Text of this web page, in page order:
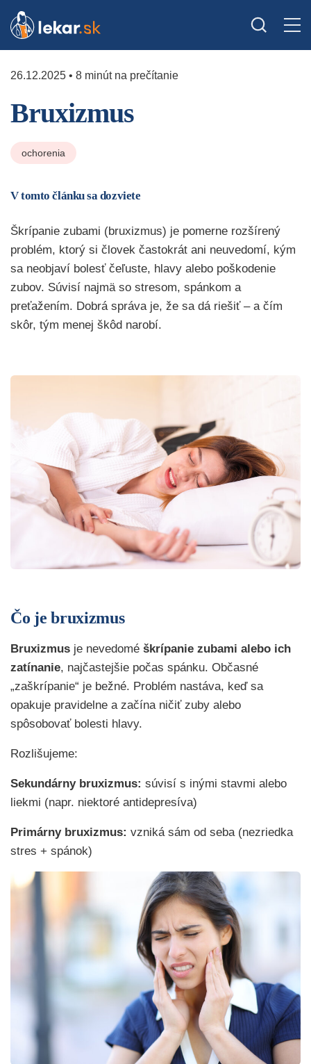
26.12.2025 • 8 minút na prečítanie
Bruxizmus
ochorenia
V tomto článku sa dozviete
Škrípanie zubami (bruxizmus) je pomerne rozšírený
problém, ktorý si človek častokrát ani neuvedomí, kým
sa neobjaví bolesť čeľuste, hlavy alebo poškodenie
zubov. Súvisí najmä so stresom, spánkom a
preťažením. Dobrá správa je, že sa dá riešiť – a čím
skôr, tým menej škôd narobí.
Čo je bruxizmus
Bruxizmus je nevedomé škrípanie zubami alebo ich
zatínanie, najčastejšie počas spánku. Občasné
„zaškrípanie“ je bežné. Problém nastáva, keď sa
opakuje pravidelne a začína ničiť zuby alebo
spôsobovať bolesti hlavy.
Rozlišujeme:
Sekundárny bruxizmus: súvisí s inými stavmi alebo
liekmi (napr. niektoré antidepresíva)
Primárny bruxizmus: vzniká sám od seba (nezriedka
stres + spánok)